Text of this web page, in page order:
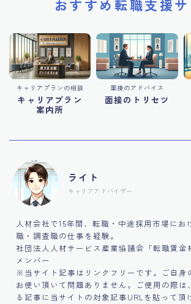
おすすめ転職支援サ
キャリアプランの相談
キャリアプラン
案内所
面接のアドバイス
面接のトリセツ
ライト
キャリアアドバイザー
人材会社で15年間、転職・中途採用市場にお
職・調査職の仕事を経験。
社団法人人材サービス産業協議会「転職賃金
メンバー
※当サイト記事はリンクフリーです。ご自身
お使い頂いて問題ありません。ご使用の際は
る記事に当サイトの対象記事URLを貼って頂